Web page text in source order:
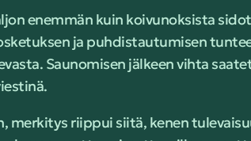
enemmän kuin koivunoksista
ja puhdistautumisen
Saunomisen jälkeen vihta
merkitys riippui siitä, kenen